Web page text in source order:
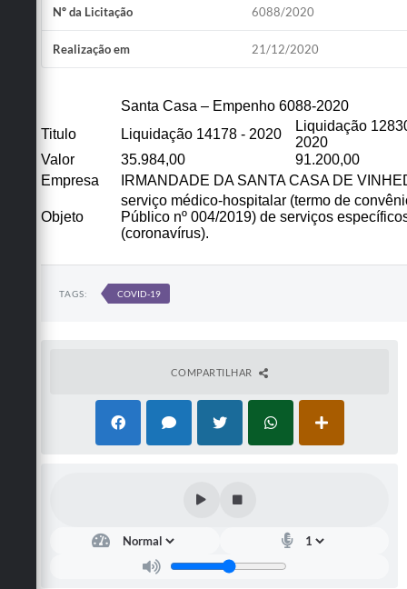
Diário Oficial
Defesa Civil
Sistema de Protocolo
Listagem dos CEPs de Vinhedo
Acesso à Informação
Carta de Serviços
Nº da Licitação 6088/2020
Realização em 21/12/2020
Santa Casa – Empenho 6088-2020
Titulo
Liquidação 14178 - 2020
Liquidação
2020
Valor
35.984,00
91.200,00
Empresa
IRMANDADE DA SANTA CASA DE
Objeto
serviço médico-hospitalar (termo de
Público nº 004/2019) de serviços
(coronavírus).
TAGS: COVID-19
COMPARTILHAR